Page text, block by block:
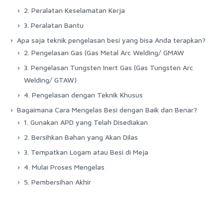
2. Peralatan Keselamatan Kerja
3. Peralatan Bantu
Apa saja teknik pengelasan besi yang bisa Anda terapkan?
2. Pengelasan Gas (Gas Metal Arc Welding/ GMAW
3. Pengelasan Tungsten Inert Gas (Gas Tungsten Arc
Welding/ GTAW)
4. Pengelasan dengan Teknik Khusus
Bagaimana Cara Mengelas Besi dengan Baik dan Benar?
1. Gunakan APD yang Telah Disediakan
2. Bersihkan Bahan yang Akan Dilas
3. Tempatkan Logam atau Besi di Meja
4. Mulai Proses Mengelas
5. Pembersihan Akhir